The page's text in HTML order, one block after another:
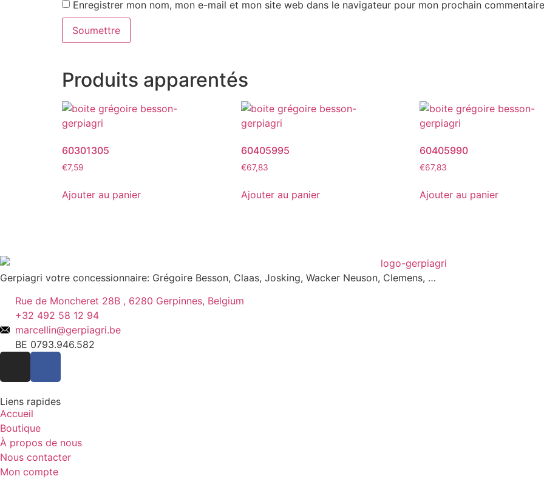
Enregistrer mon nom, mon e-mail et mon site web dans le navigateur pour mon prochain
Produits apparentés
60301305
€7,59
Ajouter au panier
60405995
€67,83
Ajouter au panier
60405990
€67,83
Ajouter au panier
Gerpiagri votre concessionnaire: Grégoire Besson, Claas, Josking, Wacker Neuson, Clemens, …
Rue de Moncheret 28B , 6280 Gerpinnes, Belgium
+32 492 58 12 94
marcellin@gerpiagri.be
BE 0793.946.582
Liens rapides
Accueil
Boutique
À propos de nous
Nous contacter
Mon compte